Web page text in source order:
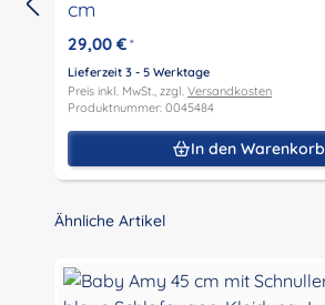
cm
29,00 € *
Lieferzeit 3 - 5 Werktage
Preis inkl. MwSt., zzgl. Versandkosten
Produktnummer: 0045484
In den Warenkorb
Produktgalerie überspringen
Ähnliche Artikel